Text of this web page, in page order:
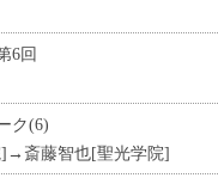
6回
ク(6)
斎藤智也[聖光学院]